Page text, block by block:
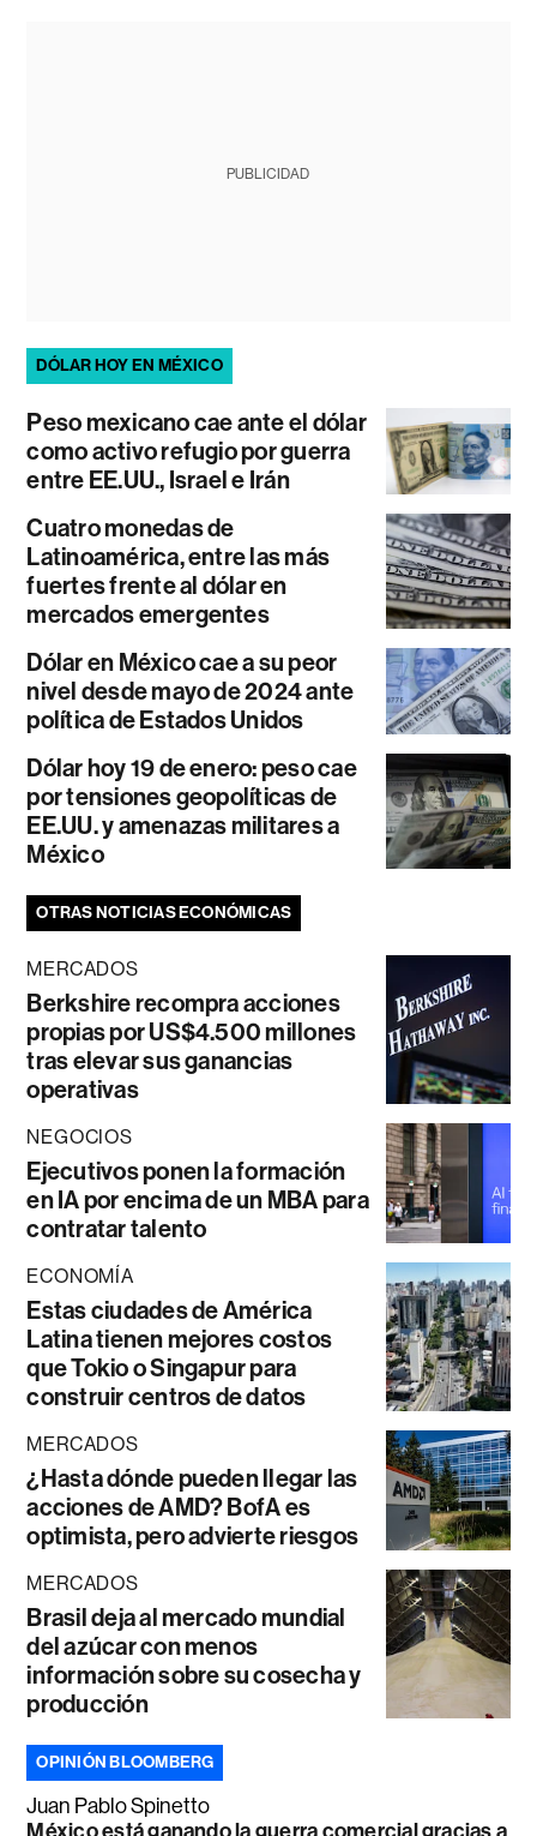
PUBLICIDAD
DÓLAR HOY EN MÉXICO
Peso mexicano cae ante el dólar
como activo refugio por guerra
entre EE.UU., Israel e Irán
Cuatro monedas de
Latinoamérica, entre las más
fuertes frente al dólar en
mercados emergentes
Dólar en México cae a su peor
nivel desde mayo de 2024 ante
política de Estados Unidos
Dólar hoy 19 de enero: peso cae
por tensiones geopolíticas de
EE.UU. y amenazas militares a
México
OTRAS NOTICIAS ECONÓMICAS
MERCADOS
Berkshire recompra acciones
propias por US$4.500 millones
tras elevar sus ganancias
operativas
NEGOCIOS
Ejecutivos ponen la formación
en IA por encima de un MBA para
contratar talento
ECONOMÍA
Estas ciudades de América
Latina tienen mejores costos
que Tokio o Singapur para
construir centros de datos
MERCADOS
¿Hasta dónde pueden llegar las
acciones de AMD? BofA es
optimista, pero advierte riesgos
MERCADOS
Brasil deja al mercado mundial
del azúcar con menos
información sobre su cosecha y
producción
OPINIÓN BLOOMBERG
Juan Pablo Spinetto